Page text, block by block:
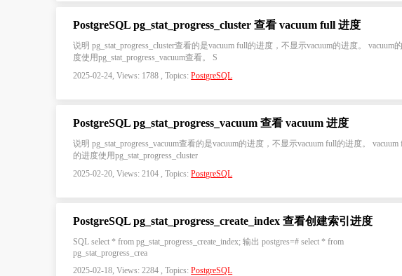
PostgreSQL pg_stat_progress_cluster 查看 vacuum full 进度
说明 pg_stat_progress_cluster查看的是vacuum full的进度，不显示vacuum的进度。 vacuum
度使用pg_stat_progress_vacuum查看。 S
2025-02-24, Views: 1788 , Topics:PostgreSQL
PostgreSQL pg_stat_progress_vacuum 查看 vacuum 进度
说明 pg_stat_progress_vacuum查看的是vacuum的进度，不显示vacuum full的进度。 vacuum
的进度使用pg_stat_progress_cluster
2025-02-20, Views: 2104 , Topics:PostgreSQL
PostgreSQL pg_stat_progress_create_index 查看创建索引进度
SQL select * from pg_stat_progress_create_index; 输出 postgres=# select * from
pg_stat_progress_crea
2025-02-18, Views: 2284 , Topics:PostgreSQL